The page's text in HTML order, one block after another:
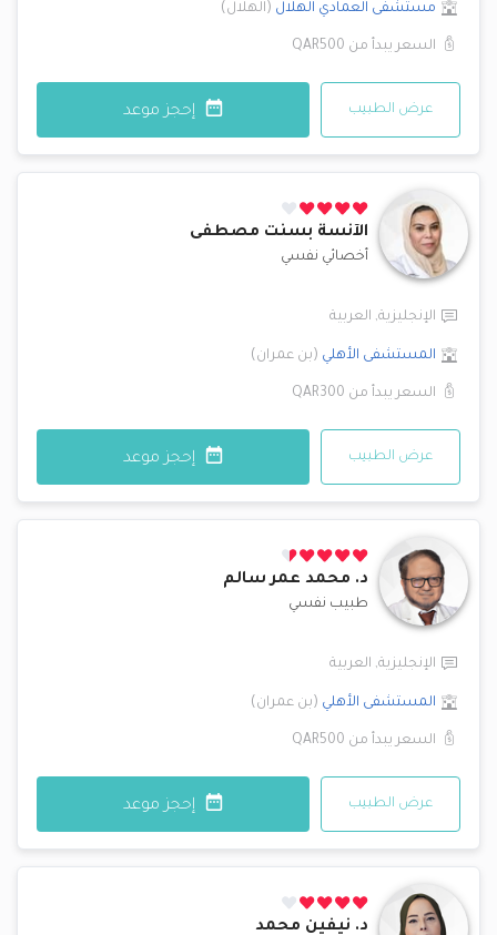
مستشفى العمادي الهلال (الهلال)
السعر يبدأ من QAR500
عرض الطبيب إحجز موعد
الآنسة بسنت مصطفى
أخصائي نفسي
الإنجليزية, العربية
المستشفى الأهلي (بن عمران)
السعر يبدأ من QAR300
عرض الطبيب إحجز موعد
د. محمد عمر سالم
طبيب نفسي
الإنجليزية, العربية
المستشفى الأهلي (بن عمران)
السعر يبدأ من QAR500
عرض الطبيب إحجز موعد
د. نيفين محمد